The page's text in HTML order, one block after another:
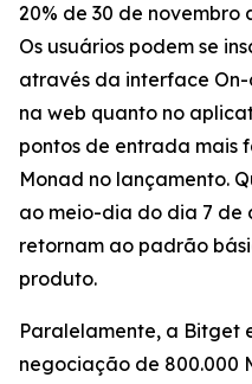
20% de 30 de novembro
Os usuários podem se
através da interface
na web quanto no
pontos de entrada mais
Monad no lançamento.
ao meio-dia do dia 7 de
retornam ao padrão
produto.
Paralelamente, a Bitget
negociação de 800.000